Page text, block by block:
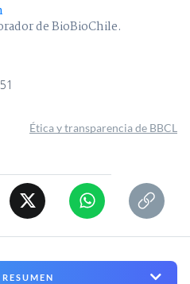
de BioBioChile.
Ética y transparencia de BBCL